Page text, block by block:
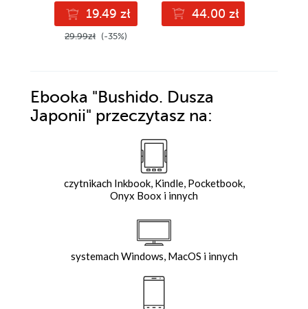
19.49 zł
29.99zł (-35%)
44.00 zł
Ebooka "Bushido. Dusza
Japonii" przeczytasz na:
czytnikach Inkbook, Kindle, Pocketbook,
Onyx Boox i innych
systemach Windows, MacOS i innych